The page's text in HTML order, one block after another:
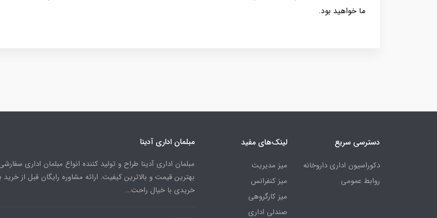
ما خواهید بود.
دسترسی سریع
دکوراسیون اداری داروخانه
روابط عمومی
لینک‌های مفید
میز مدیریت
میز کنفرانس
میز کارگروهی
صندلی اداری
مبلمان اداری آدینا
مبلمان اداری آدینا طراح و تولید کننده انواع مبلمان اداری
بهترین قیمت و بالاترین کیفیت. ارائه مشاوره رایگان قبل از خرید
خریدی با خیال راحت...